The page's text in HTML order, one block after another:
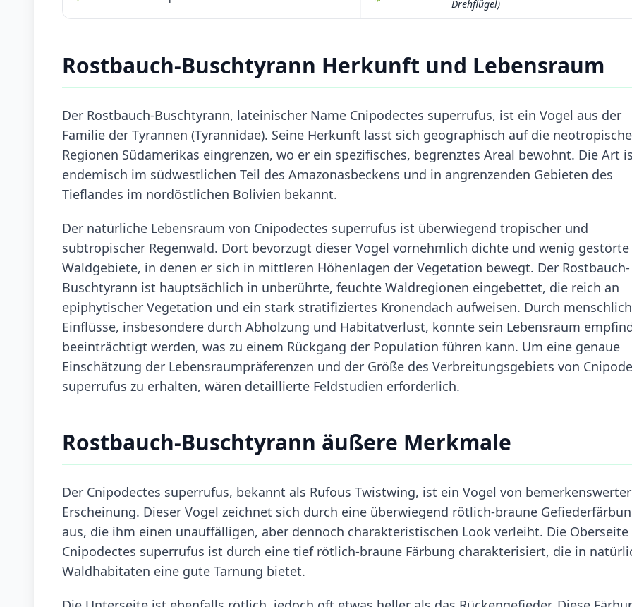
Drehflügel)
Rostbauch-Buschtyrann Herkunft und Lebensraum
Der Rostbauch-Buschtyrann, lateinischer Name Cnipodectes superrufus, ist ein Vogel aus der
Familie der Tyrannen (Tyrannidae). Seine Herkunft lässt sich geographisch auf die
Regionen Südamerikas eingrenzen, wo er ein spezifisches, begrenztes Areal bewohnt. Die Art
endemisch im südwestlichen Teil des Amazonasbeckens und in angrenzenden Gebieten des
Tieflandes im nordöstlichen Bolivien bekannt.
Der natürliche Lebensraum von Cnipodectes superrufus ist überwiegend tropischer und
subtropischer Regenwald. Dort bevorzugt dieser Vogel vornehmlich dichte und wenig gestörte
Waldgebiete, in denen er sich in mittleren Höhenlagen der Vegetation bewegt. Der Rostbauch-
Buschtyrann ist hauptsächlich in unberührte, feuchte Waldregionen eingebettet, die reich an
epiphytischer Vegetation und ein stark stratifiziertes Kronendach aufweisen. Durch
Einflüsse, insbesondere durch Abholzung und Habitatverlust, könnte sein Lebensraum
beeinträchtigt werden, was zu einem Rückgang der Population führen kann. Um eine genaue
Einschätzung der Lebensraumpräferenzen und der Größe des Verbreitungsgebiets von
superrufus zu erhalten, wären detaillierte Feldstudien erforderlich.
Rostbauch-Buschtyrann äußere Merkmale
Der Cnipodectes superrufus, bekannt als Rufous Twistwing, ist ein Vogel von bemerkenswerter
Erscheinung. Dieser Vogel zeichnet sich durch eine überwiegend rötlich-braune
aus, die ihm einen unauffälligen, aber dennoch charakteristischen Look verleiht. Die Oberseite
Cnipodectes superrufus ist durch eine tief rötlich-braune Färbung charakterisiert, die in
Waldhabitaten eine gute Tarnung bietet.